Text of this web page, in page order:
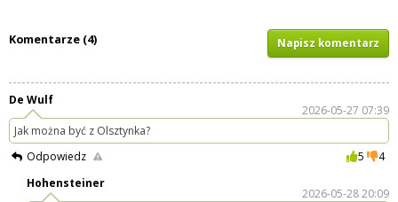
Komentarze (4) Napisz komentarz
De Wulf
2026-05-27 07:39
Jak można być z Olsztynka?
Odpowiedz
5
4
Hohensteiner
2026-05-28 20:09